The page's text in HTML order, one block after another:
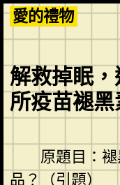
Skip
to
content
愛的禮物
解救掉眠
所疫苗褪
原題目：
品？（引題）